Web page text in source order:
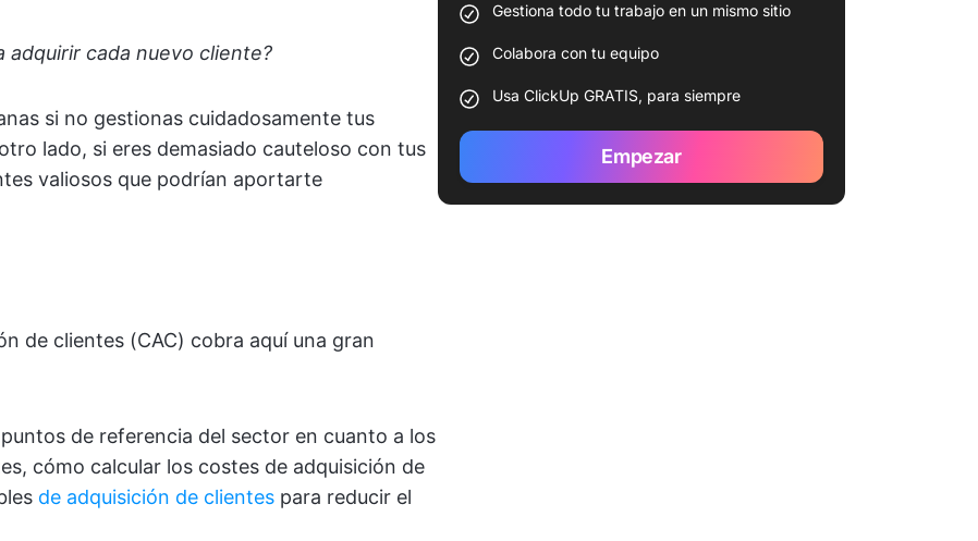
adquirir cada nuevo cliente?
si no gestionas cuidadosamente tus
lado, si eres demasiado cauteloso con tus
valiosos que podrían aportarte
de clientes (CAC) cobra aquí una gran
de referencia del sector en cuanto a los
cómo calcular los costes de adquisición de
de adquisición de clientes para reducir el
Gestiona todo tu trabajo en un mismo sitio
Colabora con tu equipo
Usa ClickUp GRATIS, para siempre
Empezar